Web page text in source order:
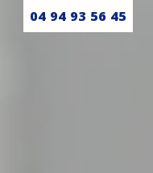
04 94 93 56 45